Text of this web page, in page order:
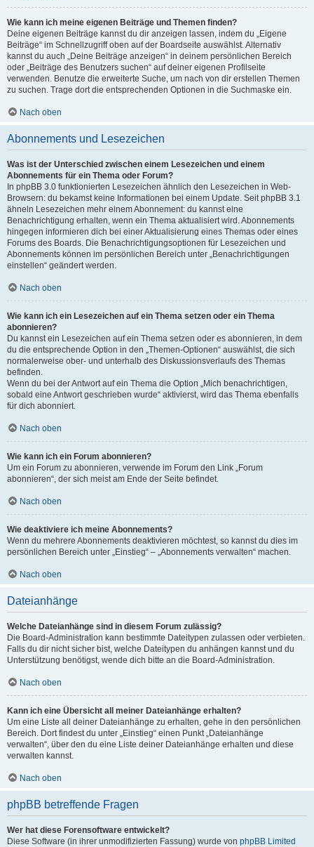
Wie kann ich meine eigenen Beiträge und Themen finden?
Deine eigenen Beiträge kannst du dir anzeigen lassen, indem du „Eigene
Beiträge“ im Schnellzugriff oben auf der Boardseite auswählst. Alternativ
kannst du auch „Deine Beiträge anzeigen“ in deinem persönlichen Bereich
oder „Beiträge des Benutzers suchen“ auf deiner eigenen Profilseite
verwenden. Benutze die erweiterte Suche, um nach von dir erstellen Themen
zu suchen. Trage dort die entsprechenden Optionen in die Suchmaske ein.
Nach oben
Abonnements und Lesezeichen
Was ist der Unterschied zwischen einem Lesezeichen und einem
Abonnements für ein Thema oder Forum?
In phpBB 3.0 funktionierten Lesezeichen ähnlich den Lesezeichen in Web-
Browsern: du bekamst keine Informationen bei einem Update. Seit phpBB 3.1
ähneln Lesezeichen mehr einem Abonnement: du kannst eine
Benachrichtigung erhalten, wenn ein Thema aktualisiert wird. Abonnements
hingegen informieren dich bei einer Aktualisierung eines Themas oder eines
Forums des Boards. Die Benachrichtigungsoptionen für Lesezeichen und
Abonnements können im persönlichen Bereich unter „Benachrichtigungen
einstellen“ geändert werden.
Nach oben
Wie kann ich ein Lesezeichen auf ein Thema setzen oder ein Thema
abonnieren?
Du kannst ein Lesezeichen auf ein Thema setzen oder es abonnieren, in dem
du die entsprechende Option in den „Themen-Optionen“ auswählst, die sich
normalerweise ober- und unterhalb des Diskussionsverlaufs des Themas
befinden.
Wenn du bei der Antwort auf ein Thema die Option „Mich benachrichtigen,
sobald eine Antwort geschrieben wurde“ aktivierst, wird das Thema ebenfalls
für dich abonniert.
Nach oben
Wie kann ich ein Forum abonnieren?
Um ein Forum zu abonnieren, verwende im Forum den Link „Forum
abonnieren“, der sich meist am Ende der Seite befindet.
Nach oben
Wie deaktiviere ich meine Abonnements?
Wenn du mehrere Abonnements deaktivieren möchtest, so kannst du dies im
persönlichen Bereich unter „Einstieg“ – „Abonnements verwalten“ machen.
Nach oben
Dateianhänge
Welche Dateianhänge sind in diesem Forum zulässig?
Die Board-Administration kann bestimmte Dateitypen zulassen oder verbieten.
Falls du dir nicht sicher bist, welche Dateitypen du anhängen kannst und du
Unterstützung benötigst, wende dich bitte an die Board-Administration.
Nach oben
Kann ich eine Übersicht all meiner Dateianhänge erhalten?
Um eine Liste all deiner Dateianhänge zu erhalten, gehe in den persönlichen
Bereich. Dort findest du unter „Einstieg“ einen Punkt „Dateianhänge
verwalten“, über den du eine Liste deiner Dateianhänge erhalten und diese
verwalten kannst.
Nach oben
phpBB betreffende Fragen
Wer hat diese Forensoftware entwickelt?
Diese Software (in ihrer unmodifizierten Fassung) wurde von phpBB Limited